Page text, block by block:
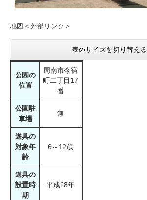
地図 ＜外部リンク＞
表のサイズを切り替える
公園の
位置
周南市今宿
町二丁目17
番
公園駐
車場
無
遊具の
対象年
齢
6～12歳
遊具の
設置時
期
平成28年